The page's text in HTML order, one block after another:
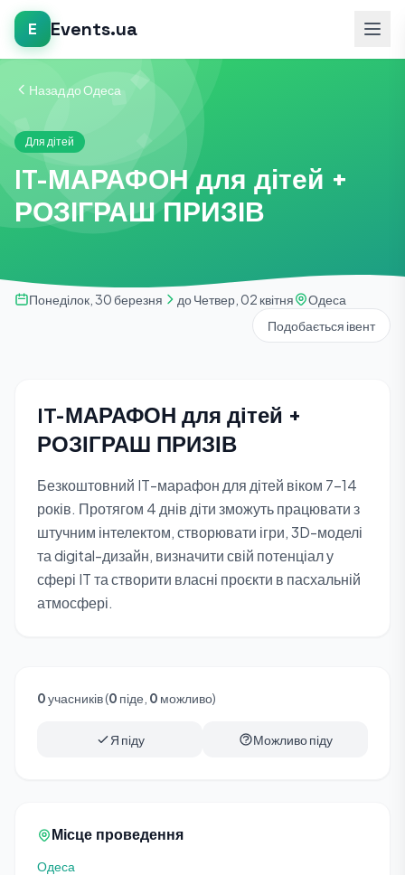
E Events.ua
Назад до Одеса
Для дітей
IT-МАРАФОН для дітей +
РОЗІГРАШ ПРИЗІВ
Понеділок, 30 березня до Четвер, 02 квітня
Одеса
Подобається івент
IT-МАРАФОН для дітей +
РОЗІГРАШ ПРИЗІВ
Безкоштовний IT-марафон для дітей віком 7-14
років. Протягом 4 днів діти зможуть працювати з
штучним інтелектом, створювати ігри, 3D-моделі
та digital-дизайн, визначити свій потенціал у
сфері IT та створити власні проєкти в пасхальній
атмосфері.
0учасників (0 піде, 0 можливо)
Я піду Можливо піду
Місце проведення
Одеса